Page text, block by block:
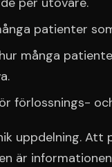
patienter
många
förlossnings-
uppdelning.
är